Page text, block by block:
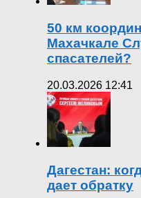
50 км
Махачкале
спасателей?
20.03.2026 12:41
Дагестан:
дает обратку